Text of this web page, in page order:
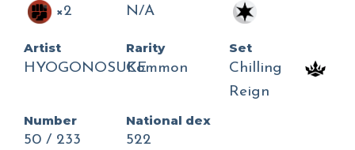
×2
N/A
Artist
HYOGONOSUKE
Rarity
Common
Set
Chilling
Reign
Number
50 / 233
National dex
522